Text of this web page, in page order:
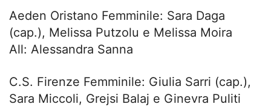
Aeden Oristano Femminile: Sara Daga
(cap.), Melissa Putzolu e Melissa Moira
All: Alessandra Sanna
C.S. Firenze Femminile: Giulia Sarri (cap.),
Sara Miccoli, Grejsi Balaj e Ginevra Puliti